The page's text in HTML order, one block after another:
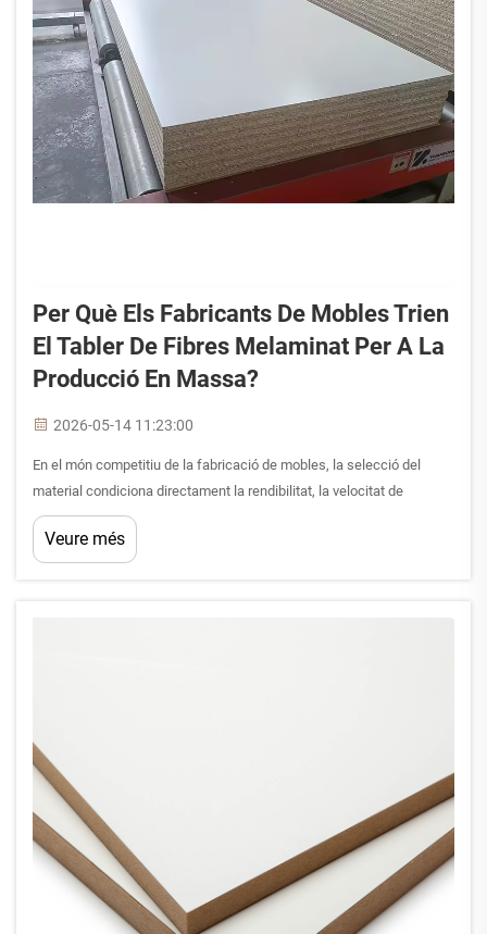
Per Què Els Fabricants De Mobles Trien
El Tabler De Fibres Melaminat Per A La
Producció En Massa?
2026-05-14 11:23:00
En el món competitiu de la fabricació de mobles, la selecció del
material condiciona directament la rendibilitat, la velocitat de
producció i la durabilitat del producte. Entre les moltes opcions de
fusta enginyada disponibles avui dia, el tabler de fibres melaminat
Veure més